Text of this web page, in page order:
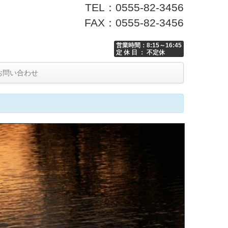
TEL：0555-82-3456
FAX：0555-82-3456
営業時間：8:15～16:45
定 休 日 ： 不定休
い合わせ